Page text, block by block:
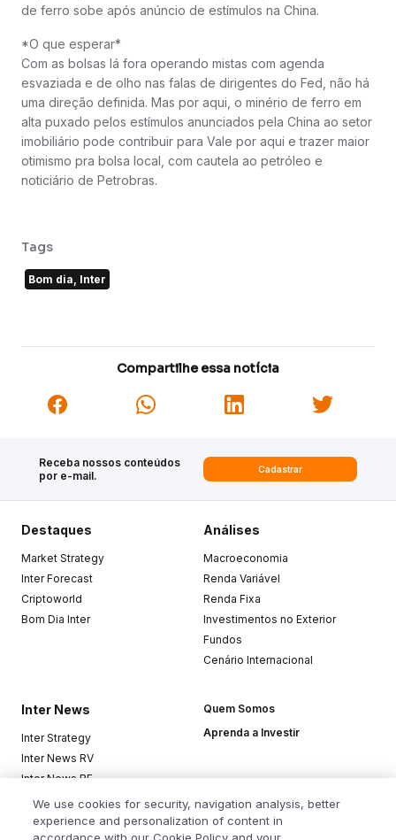
de ferro sobe após anúncio de estímulos na China.
*O que esperar*
Com as bolsas lá fora operando mistas com agenda
esvaziada e de olho nas falas de dirigentes do Fed, não há
uma direção definida. Mas por aqui, o minério de ferro em
alta puxado pelos estímulos anunciados pela China ao setor
imobiliário pode contribuir para Vale por aqui e trazer maior
otimismo pra bolsa local, com cautela ao petróleo e
noticiário de Petrobras.
Tags
Bom dia, Inter
Compartilhe essa notícia
Receba nossos conteúdos
por e-mail.
Cadastrar
Destaques
Market Strategy
Inter Forecast
Criptoworld
Bom Dia Inter
Análises
Macroeconomia
Renda Variável
Renda Fixa
Investimentos no Exterior
Fundos
Cenário Internacional
Inter News
Inter Strategy
Inter News RV
Inter News RF
Top Funds
Quem Somos
Aprenda a Investir
We use cookies for security, navigation analysis, better
experience and personalization of content in